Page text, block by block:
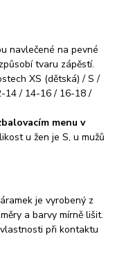
navlečené na pevné
tvaru zápěstí.
XS (dětská) / S /
14 / 14-16 / 16-18 /
menu v
u žen je S, u mužů
je vyrobený z
a barvy mírně lišit.
při kontaktu